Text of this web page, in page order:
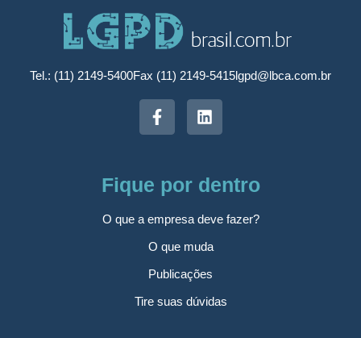
Tel.: (11) 2149-5400Fax (11) 2149-5415lgpd@lbca.com.br
Fique por dentro
O que a empresa deve fazer?
O que muda
Publicações
Tire suas dúvidas